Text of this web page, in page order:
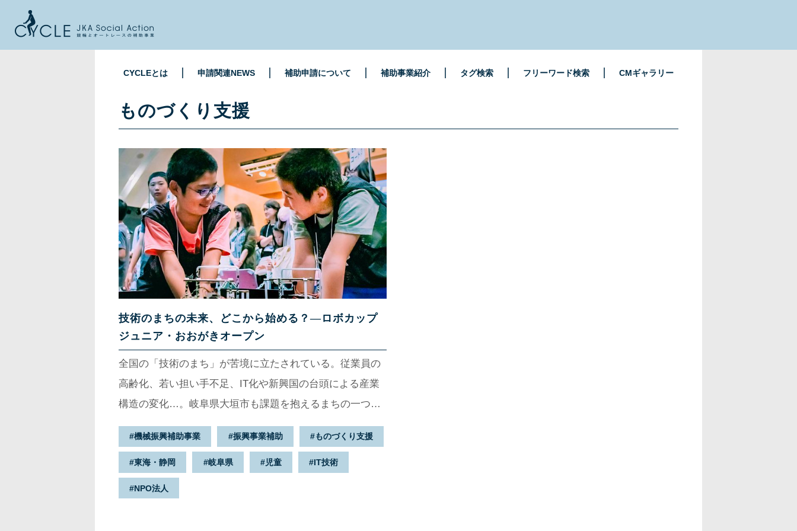
CYCLEとは 申請関連NEWS 補助申請について 補助事業紹介 タグ検索 フリーワード検索 CMギャラリー
ものづくり支援
技術のまちの未来、どこから始める？—ロボカップ
ジュニア・おおがきオープン
全国の「技術のまち」が苦境に立たされている。従業員の
高齢化、若い担い手不足、IT化や新興国の台頭による産業
構造の変化…。岐阜県大垣市も課題を抱えるまちの一つ
だ。古くからものづくりで栄え、時代に合わせて主幹産業
を変えてきた。今また、新たな転換点を迎えているとい
う。そんな大垣市がまちの未来を託すのが、“ロボッ
ト”だ。市は「先端技術のまちづくり」を掲げ、全国に先駆
機械振興補助事業 振興事業補助 ものづくり支援
東海・静岡 岐阜県 児童 IT技術
NPO法人